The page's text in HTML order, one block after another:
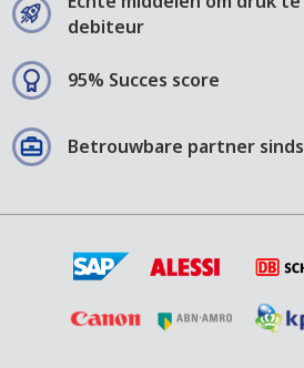
debiteur
95% Succes score
Betrouwbare partner